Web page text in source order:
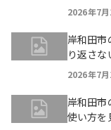
2026年7
岸和田市
り返さ
2026年7
岸和田市
使い方を